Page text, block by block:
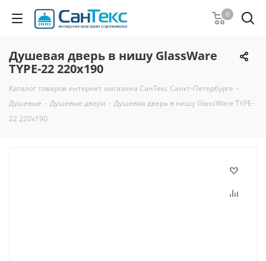
0
Душевая дверь в нишу GlassWare
TYPE-22 220х190
Каталог товаров интернет магазина СанТекс Санкт-Петербурге -
Душевые - Душевые двери - Душевая дверь в нишу GlassWare TYPE-
22 220х190